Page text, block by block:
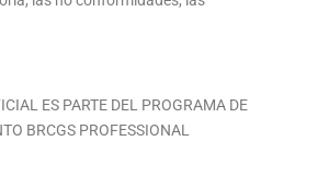
ES PARTE DEL PROGRAMA DE
BRCGS PROFESSIONAL